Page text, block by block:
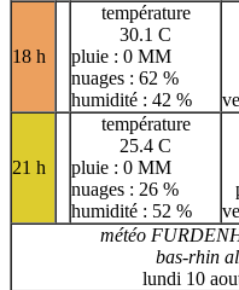
18 h
température
30.1 C
pluie : 0 MM
nuages : 62 %
humidité : 42 %
21 h
température
25.4 C
pluie : 0 MM
nuages : 26 %
humidité : 52 %
météo
bas-rhin
lundi 10